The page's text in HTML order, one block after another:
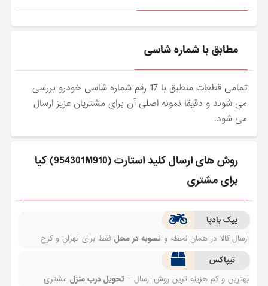
مطابق با شماره شاسی
تمامی قطعات منطبق با 17 رقم شماره شاسی خودرو بررسی
می شوند و دقیقا نمونه اصلی آن برای مشتریان عزیز ارسال
می شود.
روش های ارسال كليد استارت (954301M910) کیا
برای مشتری
پیک بادپا
ارسال کالا در همان لحظه وتسویه در محل فقط برای تهران و کرج
تیپاکس
بهترین و کم هزینه ترین روش ارسال -تحویل درب منزل مشتری